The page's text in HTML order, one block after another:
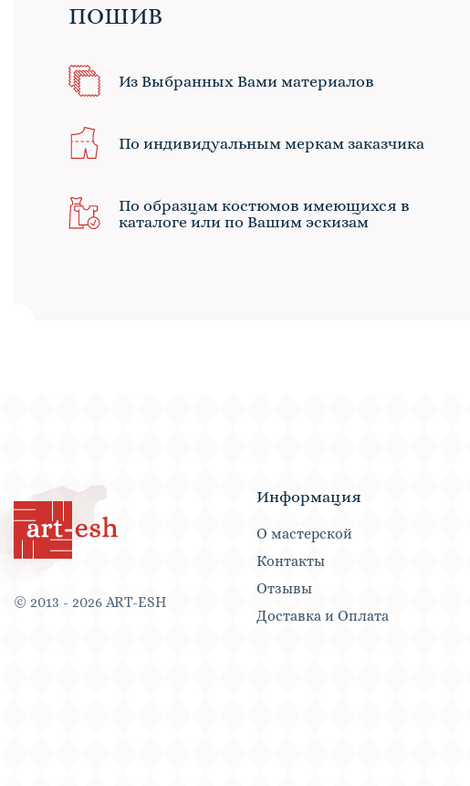
ПОШИВ
Из Выбранных Вами материалов
По индивидуальным меркам заказчика
По образцам костюмов имеющихся в
каталоге или по Вашим эскизам
© 2013 - 2026 ART-ESH
Информация
О мастерской
Контакты
Отзывы
Доставка и Оплата